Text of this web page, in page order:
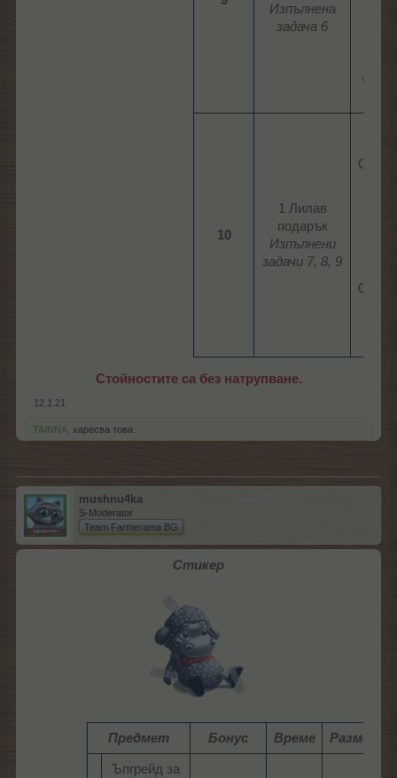
Изпълнена
задача 6
10
1 Лилав
подарък
Изпълнени
задачи 7, 8, 9
Стойностите са без натрупване.
12.1.21
.TAINNA. харесва това.
mushnu4ka
S-Moderator
Team Farmerama BG
Стикер
Предмет Бонус Време Размер
Ъпгрейд за